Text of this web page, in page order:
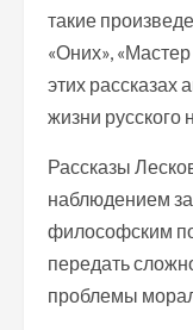
такие
«Оних»,
этих рассказах
жизни русского
Рассказы
наблюдением
философским
передать
проблемы